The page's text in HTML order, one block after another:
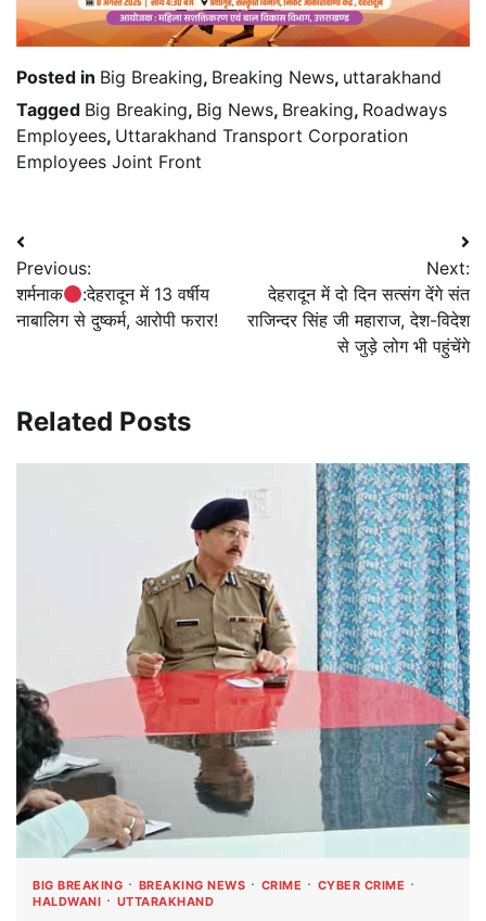
Posted in Big Breaking, Breaking News, uttarakhand
Tagged Big Breaking, Big News, Breaking, Roadways
Employees, Uttarakhand Transport Corporation
Employees Joint Front
Post
navigation
Previous:
शर्मनाक
:देहरादून में 13 वर्षीय
नाबालिग से दुष्कर्म, आरोपी फरार!
Next:
देहरादून में दो दिन सत्संग देंगे संत
राजिन्दर सिंह जी महाराज, देश-विदेश
से जुड़े लोग भी पहुंचेंगे
Related Posts
BIG BREAKING BREAKING NEWS CRIME
CYBER CRIME
HALDWANI
UTTARAKHAND